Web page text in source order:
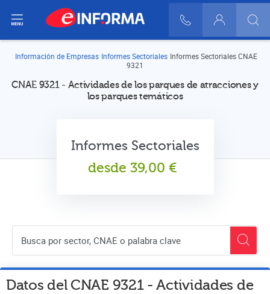
900 10 30 20
Login
Información de Empresas Informes Sectoriales Informes Sectoriales CNAE
9321
CNAE 9321 - Actividades de los parques de atracciones y
los parques temáticos
Informes Sectoriales
desde 39,00 €
Datos del CNAE 9321-Actividades de